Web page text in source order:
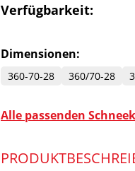
Verfügbarkeit:
Dimensionen:
360-70-28 360/70-28
Alle passenden